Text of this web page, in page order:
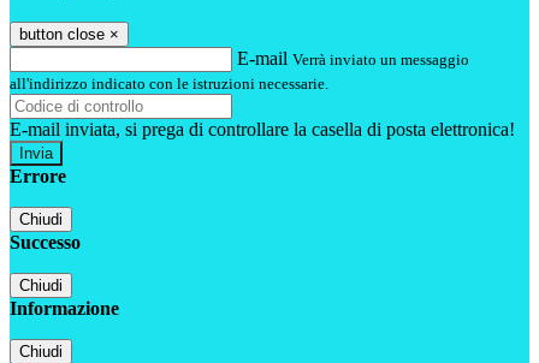
button close ×
E-mail Verrà inviato un messaggio
all'indirizzo indicato con le istruzioni necessarie.
E-mail inviata, si prega di controllare la casella di posta elettronica!
Errore
Chiudi
Successo
Chiudi
Informazione
Chiudi